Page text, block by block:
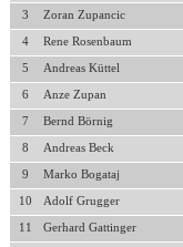
3 Zoran Zupancic
4 Rene Rosenbaum
5 Andreas Küttel
6 Anze Zupan
7 Bernd Börnig
8 Andreas Beck
9 Marko Bogataj
10 Adolf Grugger
11 Gerhard Gattinger